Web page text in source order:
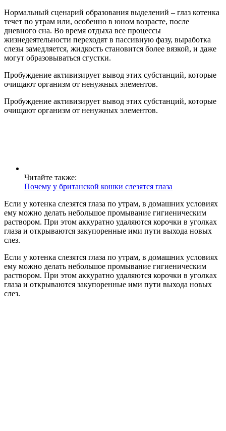
Нормальный сценарий образования выделений – глаз котенка
течет по утрам или, особенно в юном возрасте, после
дневного сна. Во время отдыха все процессы
жизнедеятельности переходят в пассивную фазу, выработка
слезы замедляется, жидкость становится более вязкой, и даже
могут образовываться сгустки.
Пробуждение активизирует вывод этих субстанций, которые
очищают организм от ненужных элементов.
Пробуждение активизирует вывод этих субстанций, которые
очищают организм от ненужных элементов.
Читайте также:
Почему у британской кошки слезятся глаза
Если у котенка слезятся глаза по утрам, в домашних условиях
ему можно делать небольшое промывание гигиеническим
раствором. При этом аккуратно удаляются корочки в уголках
глаза и открываются закупоренные ими пути выхода новых
слез.
Если у котенка слезятся глаза по утрам, в домашних условиях
ему можно делать небольшое промывание гигиеническим
раствором. При этом аккуратно удаляются корочки в уголках
глаза и открываются закупоренные ими пути выхода новых
слез.